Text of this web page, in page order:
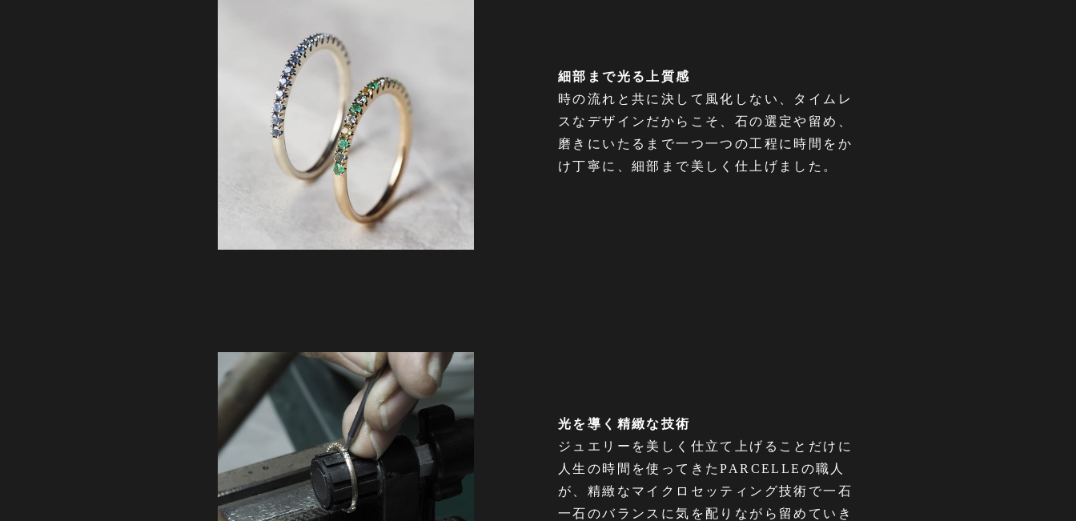
細部まで光る上質感
時の流れと共に決して風化しない、タイムレ
スなデザインだからこそ、石の選定や留め、
磨きにいたるまで一つ一つの工程に時間をか
け丁寧に、細部まで美しく仕上げました。
光を導く精緻な技術
ジュエリーを美しく仕立て上げることだけに
人生の時間を使ってきたPARCELLEの職人
が、精緻なマイクロセッティング技術で一石
一石のバランスに気を配りながら留めていき